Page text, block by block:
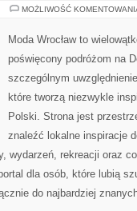
MOŻLIWOŚĆ
Moda Wrocław to
poświęcony podróżom na
szczególnym
które tworzą niezwykle
Polski. Strona jest
znaleźć lokalne inspiracje
wydarzeń, rekreacji oraz
dla osób, które lubią
do najbardziej